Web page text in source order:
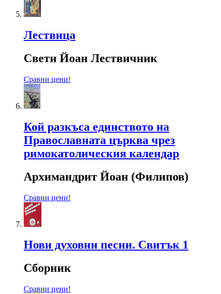
Лествица
Свети Йоан Лествичник
Сравни цени!
Кой разкъса единството на
Православната църква чрез
римокатолическия календар
Архимандрит Йоан (Филипов)
Сравни цени!
Нови духовни песни. Свитък 1
Сборник
Сравни цени!